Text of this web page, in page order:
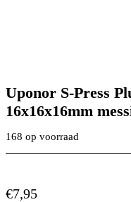
Uponor S-Press
16x16x16mm
168 op voorraad
€7,95